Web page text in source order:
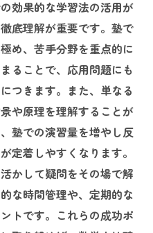
効果的な学習法の活用が
底理解が重要です。塾で
め、苦手分野を重点的に
ることで、応用問題にも
つきます。また、単なる
や原理を理解することが
塾での演習量を増やし反
定着しやすくなります。
かして疑問をその場で解
な時間管理や、定期的な
トです。これらの成功ポ